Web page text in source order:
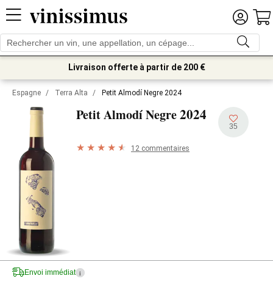
Livraison offerte à partir de 200 €
Espagne / Terra Alta / Petit Almodí Negre 2024
Petit Almodí Negre2024
35
12 commentaires
Envoi immédiat i